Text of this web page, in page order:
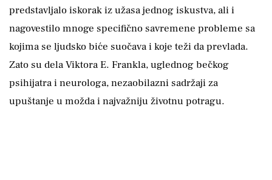
predstavljalo iskorak iz užasa jednog iskustva, ali i
nagovestilo mnoge specifično savremene probleme sa
kojima se ljudsko biće suočava i koje teži da prevlada.
Zato su dela Viktora E. Frankla, uglednog bečkog
psihijatra i neurologa, nezaobilazni sadržaji za
upuštanje u možda i najvažniju životnu potragu.